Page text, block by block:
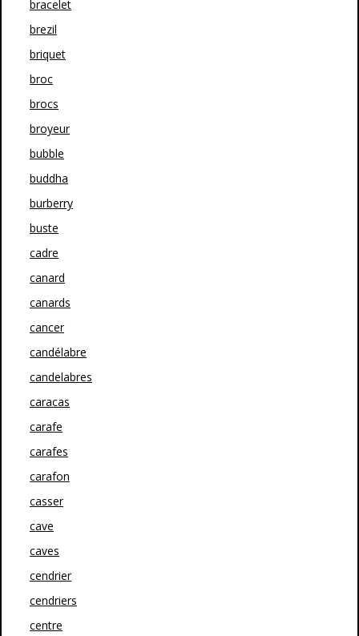
bracelet
brezil
briquet
broc
brocs
broyeur
bubble
buddha
burberry
buste
cadre
canard
canards
cancer
candélabre
candelabres
caracas
carafe
carafes
carafon
casser
cave
caves
cendrier
cendriers
centre